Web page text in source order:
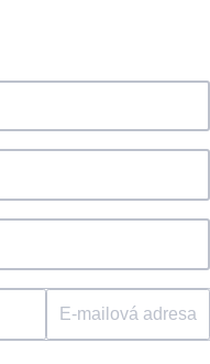
E-mailová adresa